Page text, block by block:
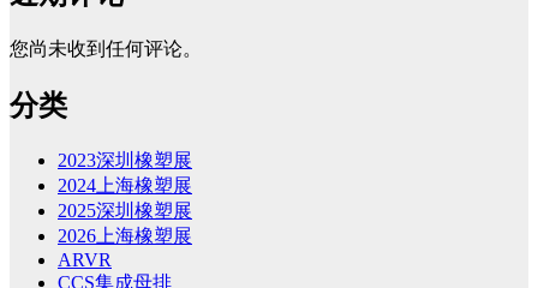
您尚未收到任何评论。
分类
2023深圳橡塑展
2024上海橡塑展
2025深圳橡塑展
2026上海橡塑展
ARVR
CCS集成母排